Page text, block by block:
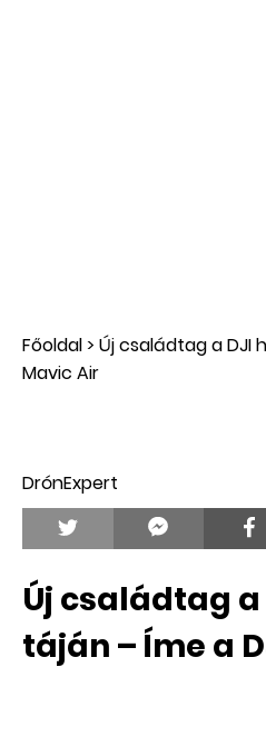
Főoldal> Új családtag a DJI
Mavic Air
DrónExpert
Új családtag a
táján – Íme a